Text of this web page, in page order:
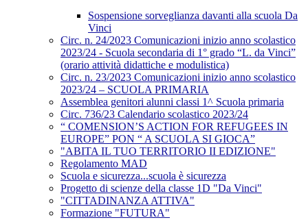
Sospensione sorveglianza davanti alla scuola Da
Vinci
Circ. n. 24/2023 Comunicazioni inizio anno scolastico
2023/24 - Scuola secondaria di 1° grado “L. da Vinci”
(orario attività didattiche e modulistica)
Circ. n. 23/2023 Comunicazioni inizio anno scolastico
2023/24 – SCUOLA PRIMARIA
Assemblea genitori alunni classi 1^ Scuola primaria
Circ. 736/23 Calendario scolastico 2023/24
“ COMENSION’S ACTION FOR REFUGEES IN
EUROPE” PON “ A SCUOLA SI GIOCA”
"ABITA IL TUO TERRITORIO II EDIZIONE"
Regolamento MAD
Scuola e sicurezza...scuola è sicurezza
Progetto di scienze della classe 1D "Da Vinci"
"CITTADINANZA ATTIVA"
Formazione "FUTURA"